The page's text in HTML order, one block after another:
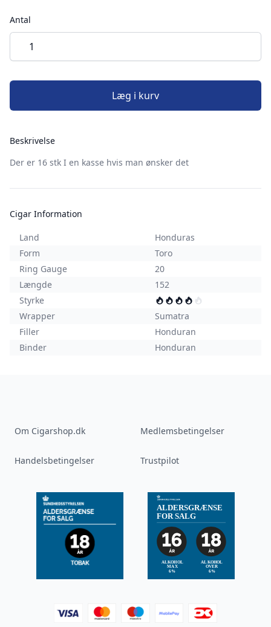
Antal
Læg i kurv
Beskrivelse
Der er 16 stk I en kasse hvis man ønsker det
Cigar Information
Land
Honduras
Form
Toro
Ring Gauge
20
Længde
152
Styrke
Wrapper
Sumatra
Filler
Honduran
Binder
Honduran
Om Cigarshop.dk
Handelsbetingelser
Medlemsbetingelser
Trustpilot